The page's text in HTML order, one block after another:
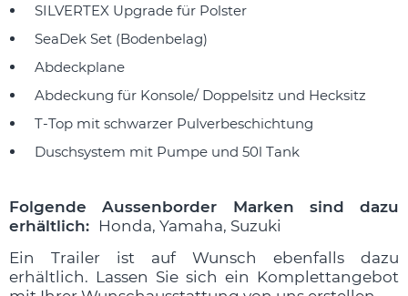
SILVERTEX Upgrade für Polster
SeaDek Set (Bodenbelag)
Abdeckplane
Abdeckung für Konsole/ Doppelsitz und Hecksitz
T-Top mit schwarzer Pulverbeschichtung
Duschsystem mit Pumpe und 50l Tank
Folgende Aussenborder Marken sind dazu
erhältlich: Honda, Yamaha, Suzuki
Ein Trailer ist auf Wunsch ebenfalls dazu
erhältlich. Lassen Sie sich ein Komplettangebot